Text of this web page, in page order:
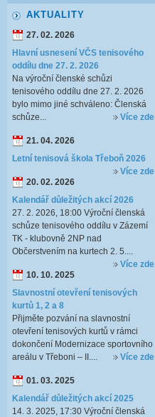
AKTUALITY
27. 02. 2026
Hlavní usnesení VČS tenisového
oddílu dne 27. 2. 2026
Na výroční členské schůzi
tenisového oddílu dne 27. 2. 2026
bylo mimo jiné schváleno: Členská
schůze...
Více zde
21. 04. 2026
Letní tenisová škola Třeboň 2026
Více zde
20. 02. 2026
Kalendář důležitých akcí 2026
27. 2. 2026, 18:00 Výroční členská
schůze tenisového oddílu v Zázemí
TK - klubovně 2NP nad
Občerstvením na kurtech 2. 5....
Více zde
10. 10. 2025
Slavnostní otevření tenisových
kurtů 1, 2 a 8
Přijměte pozvání na slavnostní
otevření tenisových kurtů v rámci
dokončení Modernizace sportovního
areálu v Třeboni – II....
Více zde
01. 03. 2025
Kalendář důležitých akcí 2025
14. 3. 2025, 17:30 Výroční členská